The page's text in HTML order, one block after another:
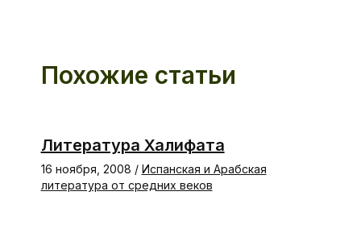
Похожие статьи
Литература Халифата
16 ноября, 2008 / Испанская и Арабская
литература от средних веков